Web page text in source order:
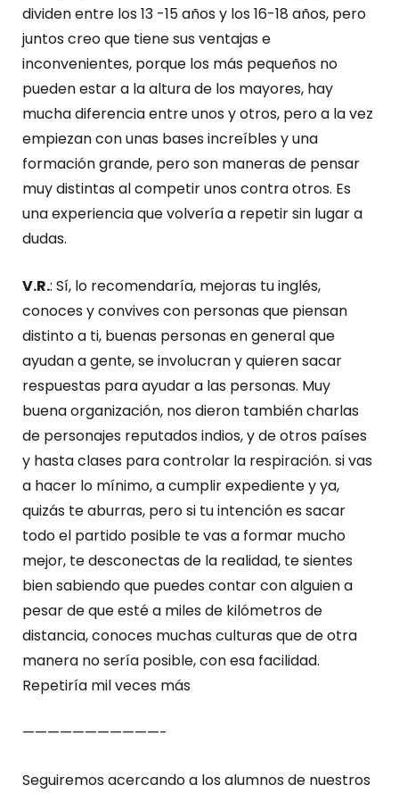
dividen entre los 13 -15 años y los 16-18 años, pero
juntos creo que tiene sus ventajas e
inconvenientes, porque los más pequeños no
pueden estar a la altura de los mayores, hay
mucha diferencia entre unos y otros, pero a la vez
empiezan con unas bases increíbles y una
formación grande, pero son maneras de pensar
muy distintas al competir unos contra otros. Es
una experiencia que volvería a repetir sin lugar a
dudas.
V.R.: Sí, lo recomendaría, mejoras tu inglés,
conoces y convives con personas que piensan
distinto a ti, buenas personas en general que
ayudan a gente, se involucran y quieren sacar
respuestas para ayudar a las personas. Muy
buena organización, nos dieron también charlas
de personajes reputados indios, y de otros países
y hasta clases para controlar la respiración. si vas
a hacer lo mínimo, a cumplir expediente y ya,
quizás te aburras, pero si tu intención es sacar
todo el partido posible te vas a formar mucho
mejor, te desconectas de la realidad, te sientes
bien sabiendo que puedes contar con alguien a
pesar de que esté a miles de kilómetros de
distancia, conoces muchas culturas que de otra
manera no sería posible, con esa facilidad.
Repetiría mil veces más
———————————-
Seguiremos acercando a los alumnos de nuestros